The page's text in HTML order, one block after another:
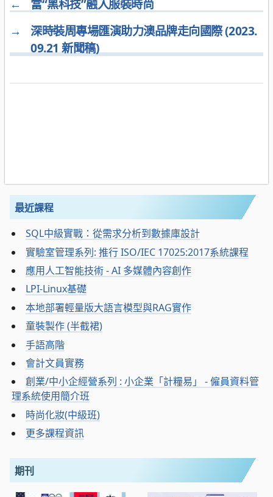
←
當“黑科技”融入服裝時尚
→
深時裝周專場匯演助力澳品牌走向國際 (2023.
09.21 新聞稿)
最近課程
SQL中級實戰：從需求分析到數據庫設計
實驗室管理系列: 推行 ISO/IEC 17025:2017系統課程
應用人工智能技術 - AI 多媒體內容創作
LPI-Linux基礎
本地部署輕量版大語言模型與RAG實作
童裝製作 (半截裙)
手語高階
會計文員實務
創業/中小企經營系列 : 小企業「計糧易」 - 僱員資料管
理系統使用簡介班
時尚化妝(中級班)
更多課程資訊
期刊